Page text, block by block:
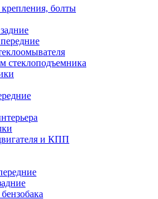
болты
стеклоподъемника
и КПП